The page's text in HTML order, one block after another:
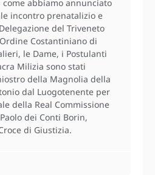
come abbiamo annunciato
incontro prenatalizio e
del Triveneto
Costantiniano di
le Dame, i Postulanti
Milizia sono stati
della Magnolia della
dal Luogotenente per
della Real Commissione
dei Conti Borin,
di Giustizia.